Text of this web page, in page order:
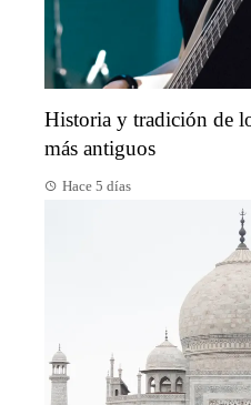
Historia y tradición de
más antiguos
Hace 5 días